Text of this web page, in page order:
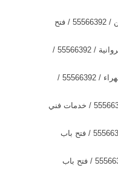
فتح اقفال الأبواب أسواق القرين / 55566392 / فتح
فتح اقفال الأبواب اسطبلات الفروانية / 55566392 /
فتح اقفال الأبواب اسطبلات الجهراء / 55566392 /
فتح اقفال الأبواب الخيران / 55566392 / خدمات فني
فتح اقفال الأبواب الخالدية / 55566392 / فتح باب
فتح اقفال الأبواب الجهراء / 55566392 / فتح باب